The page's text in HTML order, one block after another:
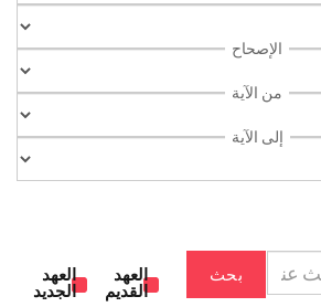
الإصحاح
من الآية
إلى الآية
بحث
العهد
القديم
العهد
الجديد